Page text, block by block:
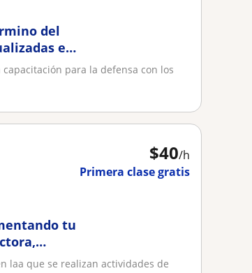
del
en
para la defensa con los
$40/h
Primera clase gratis
tu
laa que se realizan actividades de